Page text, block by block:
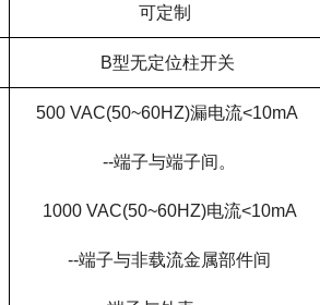
可定制
B型无定位柱开关
500 VAC(50~60HZ)漏电流<10mA
--端子与端子间。
1000 VAC(50~60HZ)电流<10mA
--端子与非载流金属部件间